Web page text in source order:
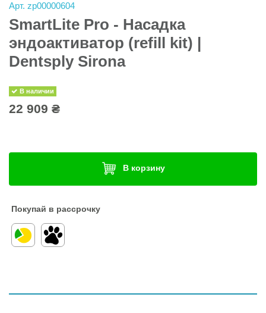
Арт. zp00000604
SmartLite Pro - Насадка
эндоактиватор (refill kit) |
Dentsply Sirona
В наличии
22 909 ₴
В корзину
Покупай в рассрочку